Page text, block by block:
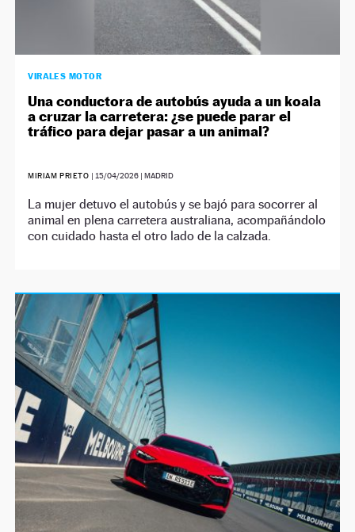
VIRALES MOTOR
Una conductora de autobús ayuda a un koala
a cruzar la carretera: ¿se puede parar el
tráfico para dejar pasar a un animal?
MIRIAM PRIETO | 15/04/2026| MADRID
La mujer detuvo el autobús y se bajó para socorrer al
animal en plena carretera australiana, acompañándolo
con cuidado hasta el otro lado de la calzada.